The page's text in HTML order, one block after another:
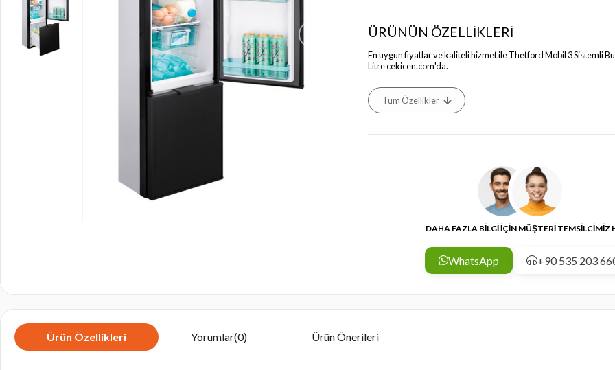
ÜRÜNÜN ÖZELLİKLERİ
En uygun fiyatlar ve kaliteli hizmet ile Thetford Mobil 3 Sistemli
Litre cekicen.com'da.
Tüm Özellikler
DAHA FAZLA BİLGİ İÇİN MÜŞTERİ TEMSİLCİMİZ
WhatsApp +90 535 203
Ürün Özellikleri Yorumlar(0) Ürün Önerileri